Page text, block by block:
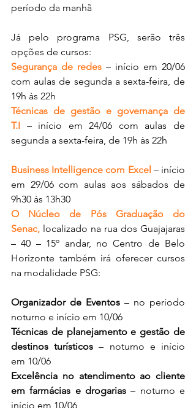
período da manhã
Já pelo programa PSG, serão três
opções de cursos:
Segurança de redes – início em 20/06
com aulas de segunda a sexta-feira, de
19h às 22h
Técnicas de gestão e governança de
T.I – início em 24/06 com aulas de
segunda a sexta-feira, de 19h às 22h
Business Intelligence com Excel – início
em 29/06 com aulas aos sábados de
9h30 às 13h30
O Núcleo de Pós Graduação do
Senac, localizado na rua dos Guajajaras
– 40 – 15º andar, no Centro de Belo
Horizonte também irá oferecer cursos
na modalidade PSG:
Organizador de Eventos – no período
noturno e início em 10/06
Técnicas de planejamento e gestão de
destinos turísticos – noturno e início
em 10/06
Excelência no atendimento ao cliente
em farmácias e drogarias – noturno e
início em 10/06